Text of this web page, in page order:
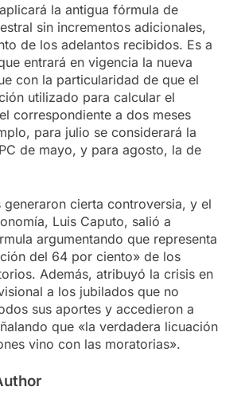
la antigua fórmula de
sin incrementos adicionales,
de los adelantos recibidos. Es a
entrará en vigencia la nueva
con la particularidad de que el
utilizado para calcular el
correspondiente a dos meses
para julio se considerará la
de mayo, y para agosto, la de
generaron cierta controversia, y el
Luis Caputo, salió a
argumentando que representa
del 64 por ciento» de los
Además, atribuyó la crisis en
a los jubilados que no
sus aportes y accedieron a
que «la verdadera licuación
vino con las moratorias».